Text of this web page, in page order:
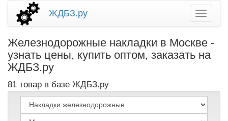
ЖДБЗ.ру
Железнодорожные накладки в Москве -
узнать цены, купить оптом, заказать на
ЖДБЗ.ру
81 товар в базе ЖДБЗ.ру